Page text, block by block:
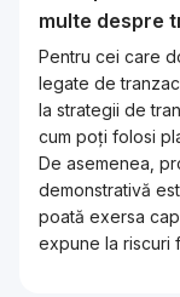
multe despre
Pentru cei care
legate de
la strategii de
cum poți folosi
De asemenea,
demonstrativă
poată exersa
expune la riscuri